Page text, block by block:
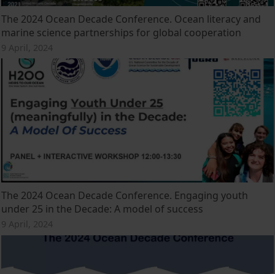
The 2024 Ocean Decade Conference. Ocean literacy and
marine science partnerships for global cooperation
9 April, 2024
The 2024 Ocean Decade Conference. Engaging youth
under 25 in the Decade: A model of success
9 April, 2024